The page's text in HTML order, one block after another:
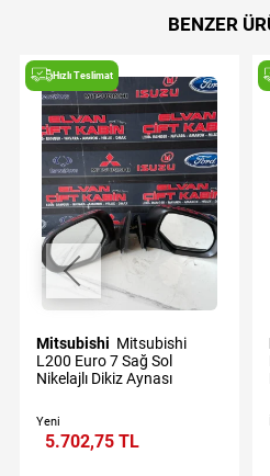
BENZER
Hızlı Teslimat
Mitsubishi
L200 Euro 7 Sağ Sol
Nikelajlı Dikiz Aynası
Yeni
5.702,75 TL